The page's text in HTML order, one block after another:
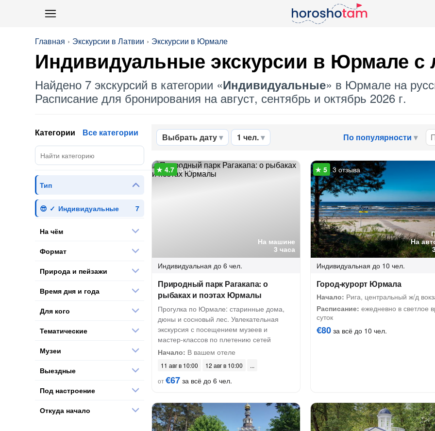
Главная Экскурсии в Латвии Экскурсии в Юрмале
Индивидуальные экскурсии в Юрмале
Найдено 7 экскурсий в категории «Индивидуальные» в Юрмале на
Расписание для бронирования на август, сентябрь и октябрь 2026 г.
Выбрать дату 1 чел. По популярности
На машине
3 часа
3 отзыва
Индивидуальная до 6 чел.
Природный парк Рагакапа: о
рыбаках и поэтах Юрмалы
Прогулка по Юрмале: старинные дома,
дюны и сосновый лес. Увлекательная
экскурсия с посещением музеев и
мастер-классов по плетению сетей
Начало: В вашем отеле
11 авг в 10:00
12 авг в 10:00
от€67 за всё до 6 чел.
На
3 отзыва
Индивидуальная до 10 чел.
Город-курорт Юрмала
Начало: Рига, центральный ж/д
Расписание: ежедневно в светлое
суток
€80за всё до 10 чел.
Категории Все категории
Тип
Индивидуальные
На чём
Формат
Природа и пейзажи
Время дня и года
Для кого
Тематические
Музеи
Выездные
Под настроение
Откуда начало